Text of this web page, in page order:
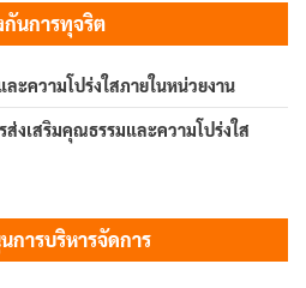
กันการทุจริต
ะความโปร่งใสภายในหน่วยงาน
ส่งเสริมคุณธรรมและความโปร่งใส
การบริหารจัดการ